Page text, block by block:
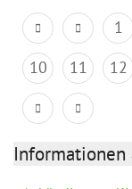
1
10
11 12
Informationen